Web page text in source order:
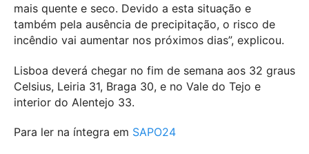
mais quente e seco. Devido a esta situação e
também pela ausência de precipitação, o risco de
incêndio vai aumentar nos próximos dias”, explicou.
Lisboa deverá chegar no fim de semana aos 32 graus
Celsius, Leiria 31, Braga 30, e no Vale do Tejo e
interior do Alentejo 33.
Para ler na íntegra em SAPO24